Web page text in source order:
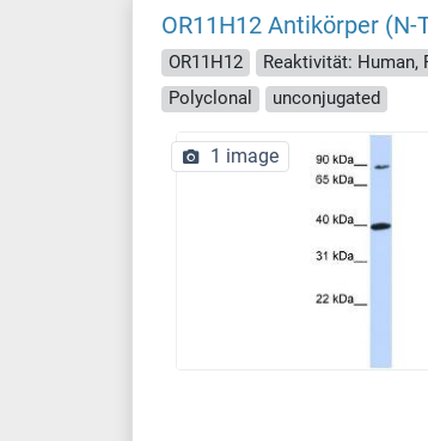
OR11H12 Antikörper (N-
OR11H12 Reaktivität: Human,
Polyclonal
unconjugated
1 image